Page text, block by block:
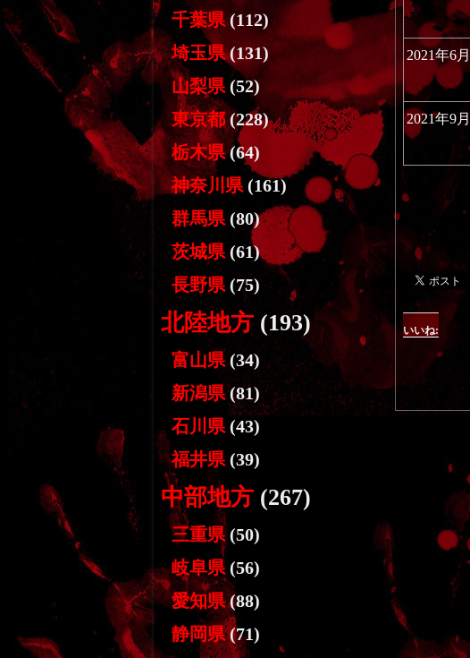
2021年6
2021年9
いいね:
千葉県 (112)
埼玉県(131)
山梨県(52)
東京都(228)
栃木県(64)
神奈川県 (161)
群馬県 (80)
茨城県 (61)
長野県 (75)
北陸地方 (193)
富山県(34)
新潟県(81)
石川県 (43)
福井県 (39)
中部地方 (267)
三重県(50)
岐阜県 (56)
愛知県(88)
静岡県(71)